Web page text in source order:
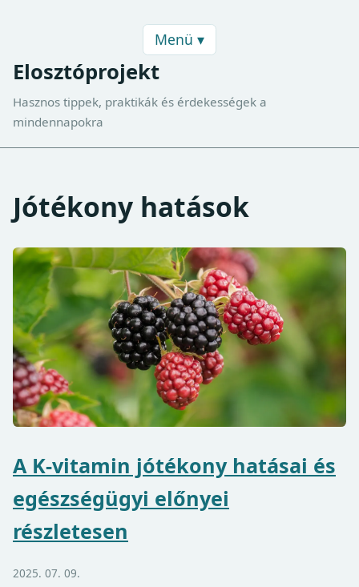
Menü ▾
Elosztóprojekt
Hasznos tippek, praktikák és érdekességek a
mindennapokra
Jótékony hatások
A K-vitamin jótékony hatásai és
egészségügyi előnyei
részletesen
2025. 07. 09.